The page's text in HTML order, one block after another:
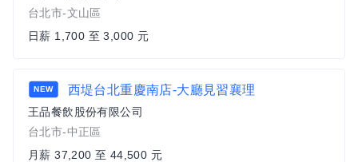
台北市-文山區
日薪 1,700 至 3,000 元
NEW 西堤台北重慶南店-大廳見習襄理
王品餐飲股份有限公司
台北市-中正區
月薪 37,200 至 44,500 元